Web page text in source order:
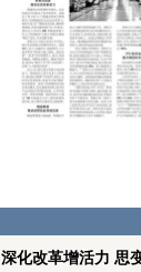
深化改革增活力 思